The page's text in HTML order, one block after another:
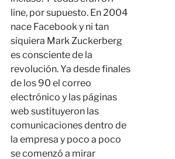
line, por supuesto. En 2004
nace Facebook y ni tan
siquiera Mark Zuckerberg
es consciente de la
revolución. Ya desde finales
de los 90 el correo
electrónico y las páginas
web sustituyeron las
comunicaciones dentro de
la empresa y poco a poco
se comenzó a mirar